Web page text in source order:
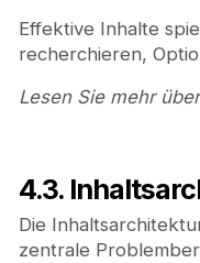
Effektive Inhalte
recherchieren,
Lesen Sie mehr
4.3.
Die
zentrale